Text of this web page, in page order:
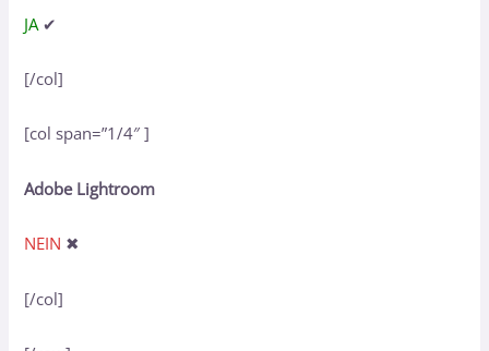
JA ✔
[/col]
[col span=”1/4″ ]
Adobe Lightroom
NEIN ✖
[/col]